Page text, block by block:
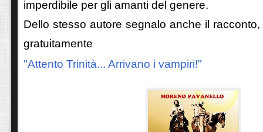
imperdibile per gli amanti del genere.
Dello stesso autore segnalo anche il
gratuitamente
"Attento Trinità... Arrivano i vampiri!"